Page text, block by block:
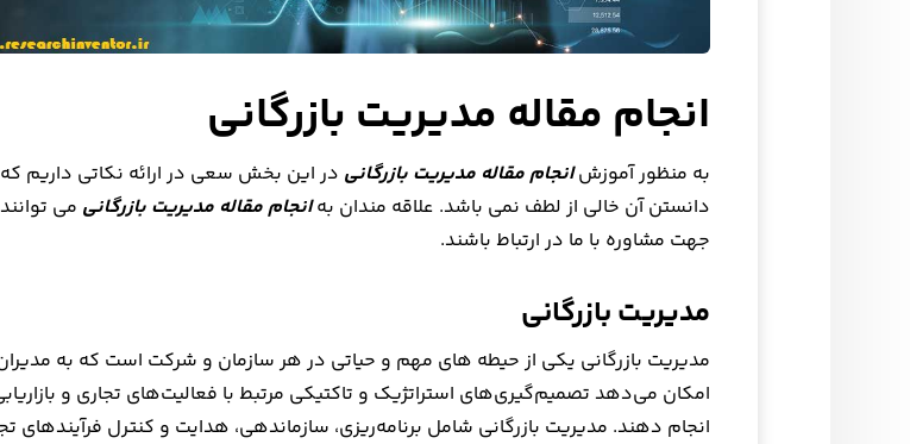
انجام مقاله مدیریت بازرگانی
به منظور آموزشانجام مقاله مدیریت بازرگانی در این بخش سعی در ارائه نکاتی داریم که
دانستن آن خالی از لطف نمی باشد. علاقه مندان بهانجام مقاله مدیریت بازرگانی می توانند
جهت مشاوره با ما در ارتباط باشند.
مدیریت بازرگانی
مدیریت بازرگانی یکی از حیطه های مهم و حیاتی در هر سازمان و شرکت است که به
امکان می‌دهد تصمیم‌گیری‌های استراتژیک و تاکتیکی مرتبط با فعالیت‌های تجاری و
انجام دهند. مدیریت بازرگانی شامل برنامه‌ریزی، سازماندهی، هدایت و کنترل فرآیندهای